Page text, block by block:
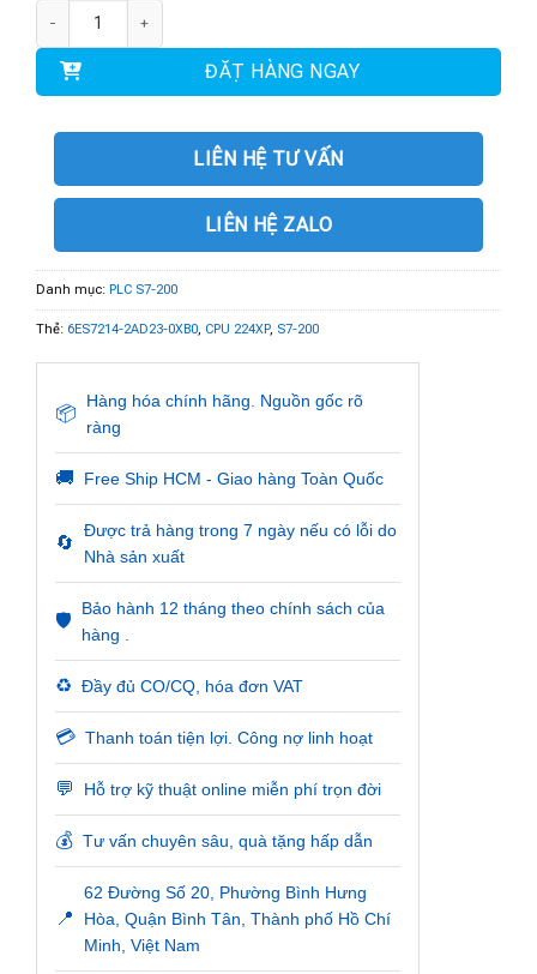
ĐẶT HÀNG NGAY
LIÊN HỆ TƯ VẤN
LIÊN HỆ ZALO
Danh mục: PLC S7-200
Thẻ: 6ES7214-2AD23-0XB0, CPU 224XP, S7-200
📦
Hàng hóa chính hãng. Nguồn gốc rõ
ràng
🚚 Free Ship HCM - Giao hàng Toàn Quốc
🔄
Được trả hàng trong 7 ngày nếu có lỗi do
Nhà sản xuất
🛡️
Bảo hành 12 tháng theo chính sách của
hàng .
♻️ Đầy đủ CO/CQ, hóa đơn VAT
💳 Thanh toán tiện lợi. Công nợ linh hoạt
💬 Hỗ trợ kỹ thuật online miễn phí trọn đời
💰 Tư vấn chuyên sâu, quà tặng hấp dẫn
📍
62 Đường Số 20, Phường Bình Hưng
Hòa, Quận Bình Tân, Thành phố Hồ Chí
Minh, Việt Nam